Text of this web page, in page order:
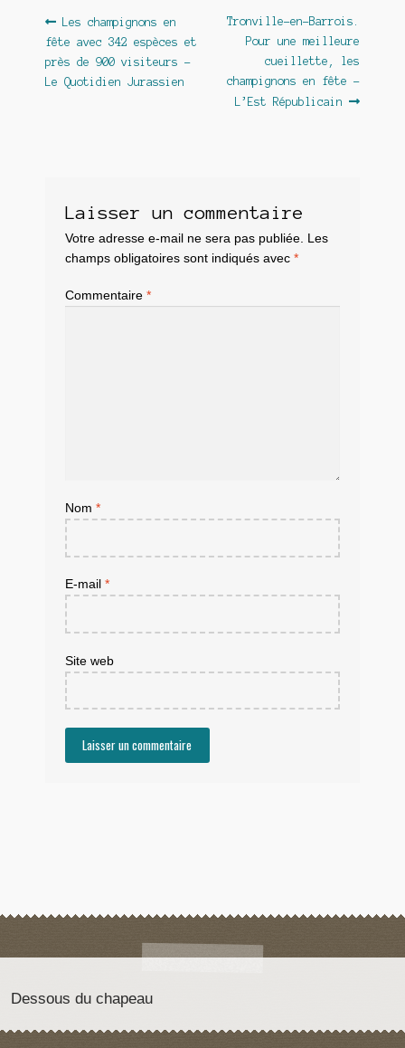
Navigation
de
l’article
Article
précédent :
Les champignons en
fête avec 342 espèces et
près de 900 visiteurs –
Le Quotidien Jurassien
Article
suivant :
Tronville-en-Barrois.
Pour une meilleure
cueillette, les
champignons en fête –
L’Est Républicain
Laisser un commentaire
Votre adresse e-mail ne sera pas publiée. Les
champs obligatoires sont indiqués avec *
Commentaire *
Nom *
E-mail *
Site web
Dessous du chapeau